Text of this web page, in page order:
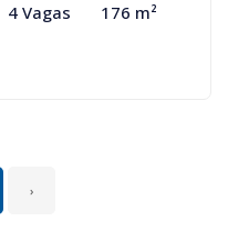
4 Vagas 176 m²
›